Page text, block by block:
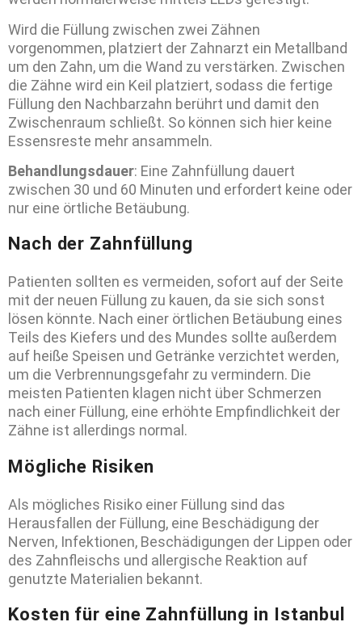
Wird die Füllung zwischen zwei Zähnen
vorgenommen, platziert der Zahnarzt ein Metallband
um den Zahn, um die Wand zu verstärken. Zwischen
die Zähne wird ein Keil platziert, sodass die fertige
Füllung den Nachbarzahn berührt und damit den
Zwischenraum schließt. So können sich hier keine
Essensreste mehr ansammeln.
Behandlungsdauer: Eine Zahnfüllung dauert
zwischen 30 und 60 Minuten und erfordert keine oder
nur eine örtliche Betäubung.
Nach der Zahnfüllung
Patienten sollten es vermeiden, sofort auf der Seite
mit der neuen Füllung zu kauen, da sie sich sonst
lösen könnte. Nach einer örtlichen Betäubung eines
Teils des Kiefers und des Mundes sollte außerdem
auf heiße Speisen und Getränke verzichtet werden,
um die Verbrennungsgefahr zu vermindern. Die
meisten Patienten klagen nicht über Schmerzen
nach einer Füllung, eine erhöhte Empfindlichkeit der
Zähne ist allerdings normal.
Mögliche Risiken
Als mögliches Risiko einer Füllung sind das
Herausfallen der Füllung, eine Beschädigung der
Nerven, Infektionen, Beschädigungen der Lippen oder
des Zahnfleischs und allergische Reaktion auf
genutzte Materialien bekannt.
Kosten für eine Zahnfüllung in Istanbul